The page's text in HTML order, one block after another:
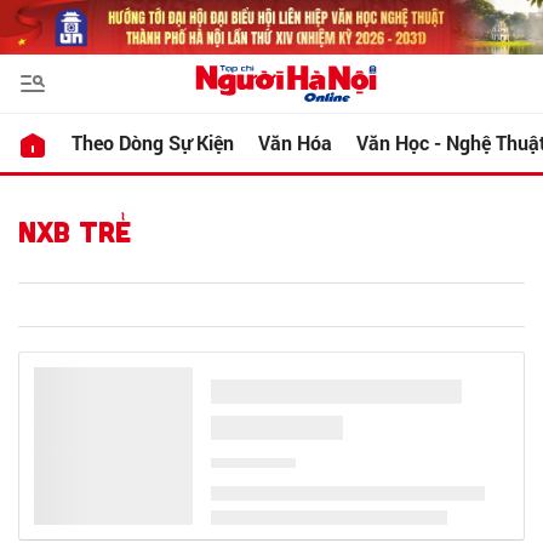
Theo Dòng Sự Kiện Văn Hóa Văn Học - Nghệ
NXB TRẺ